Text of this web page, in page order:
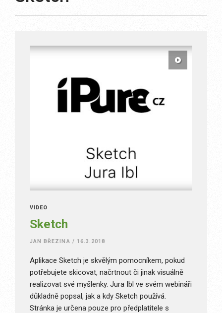
VIDEO
Sketch
JAN BŘEZINA / 16.3.2018
Aplikace Sketch je skvělým pomocníkem, pokud
potřebujete skicovat, načrtnout či jinak visuálně
realizovat své myšlenky. Jura Ibl ve svém webináři
důkladně popsal, jak a kdy Sketch používá.
Stránka je určena pouze pro předplatitele s